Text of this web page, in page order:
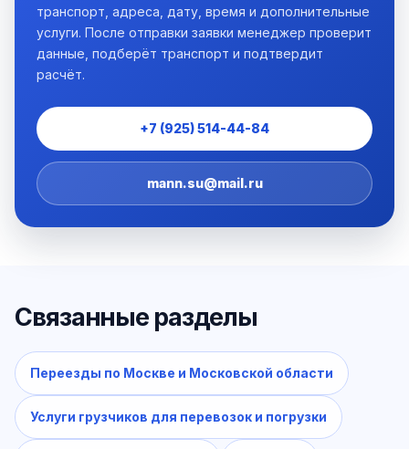
транспорт, адреса, дату, время и дополнительные
услуги. После отправки заявки менеджер проверит
данные, подберёт транспорт и подтвердит
расчёт.
+7 (925) 514-44-84
mann.su@mail.ru
Связанные разделы
Переезды по Москве и Московской области
Услуги грузчиков для перевозок и погрузки